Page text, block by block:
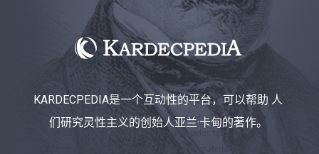
KARDECPEDIA是一个互动性的平台，可以帮助 人
们研究灵性主义的创始人亚兰·卡甸的著作。